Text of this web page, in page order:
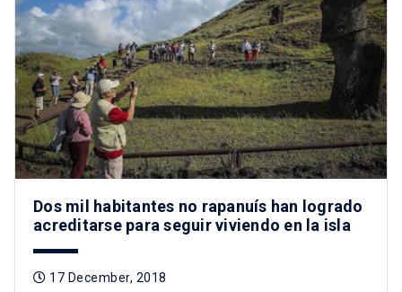
Dos mil habitantes no rapanuís han logrado
acreditarse para seguir viviendo en la isla
17 December, 2018